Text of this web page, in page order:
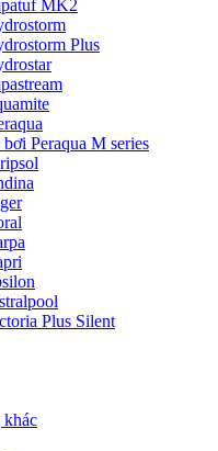
MK2
Plus
Peraqua M series
Plus Silent
khác